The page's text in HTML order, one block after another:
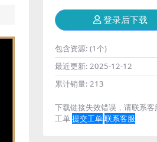
登录后下载
包含资源: (1个)
最近更新: 2025-12-12
累计销量: 213
下载链接失效错误，请联系客
工单提交工单联系客服